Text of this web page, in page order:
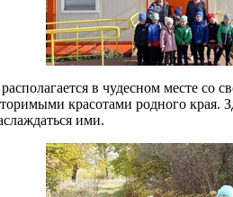
в чудесном месте со
красотами родного края.
ими.